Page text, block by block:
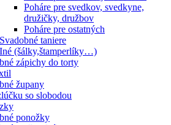
Poháre pre svedkov, svedkyne,
družičky, družbov
Poháre pre ostatných
Svadobné taniere
Iné (šálky,štamperlíky…)
zápichy do torty
župany
so slobodou
ponožky